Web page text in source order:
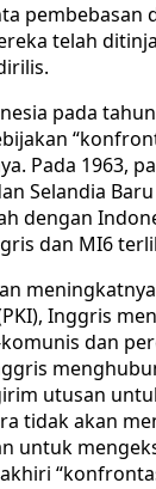
pembebasan
telah
pada
Pada 1963,
Selandia
dengan
dan MI6
Inggris
dan
utusan
tidak akan
untuk